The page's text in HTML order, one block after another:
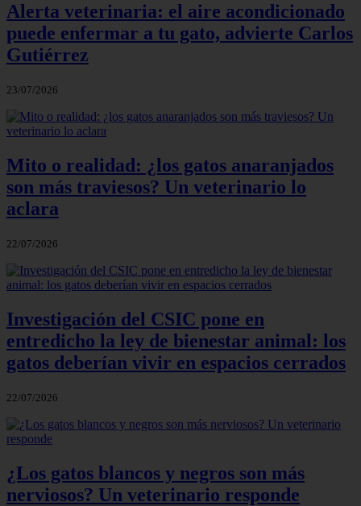
Alerta veterinaria: el aire acondicionado
puede enfermar a tu gato, advierte Carlos
Gutiérrez
23/07/2026
Mito o realidad: ¿los gatos anaranjados
son más traviesos? Un veterinario lo
aclara
22/07/2026
Investigación del CSIC pone en
entredicho la ley de bienestar animal: los
gatos deberían vivir en espacios cerrados
22/07/2026
¿Los gatos blancos y negros son más
nerviosos? Un veterinario responde